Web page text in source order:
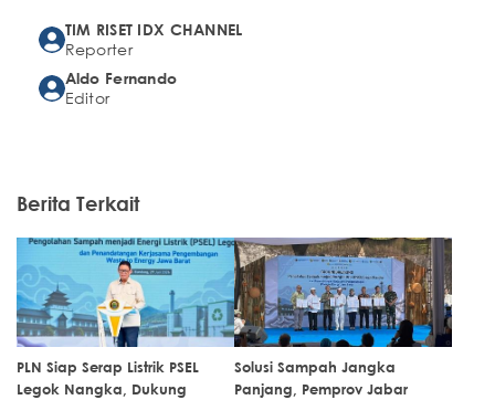
TIM RISET IDX CHANNEL
Reporter
Aldo Fernando
Editor
Berita Terkait
PLN Siap Serap Listrik PSEL
Legok Nangka, Dukung
Solusi Sampah Jangka
Panjang, Pemprov Jabar